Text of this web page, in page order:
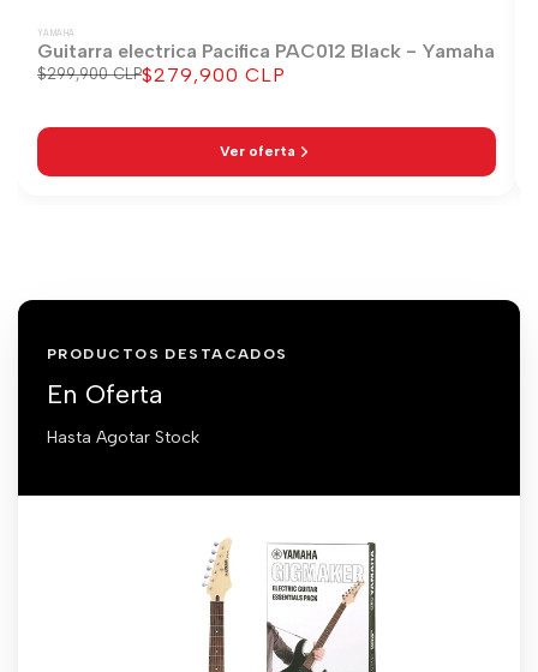
YAMAHA
Guitarra electrica Pacifica PAC012 Black - Yamaha
Precio
$299,900 CLPPrecio
$279,900 CLP
Ver oferta
PRODUCTOS DESTACADOS
En Oferta
Hasta Agotar Stock